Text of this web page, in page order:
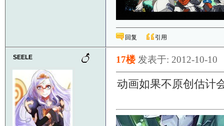
回复 引用
SEELE 17楼 发表于: 2012-10-10
动画如果不原创估计